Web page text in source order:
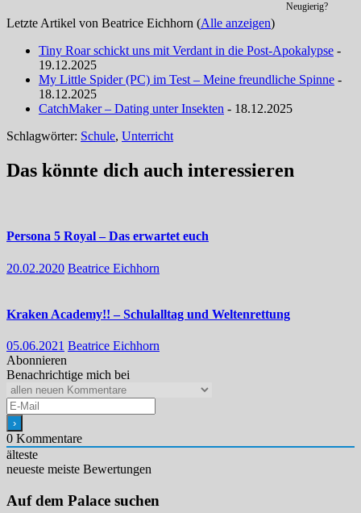
Neugierig?
Letzte Artikel von Beatrice Eichhorn (Alle anzeigen)
Tiny Roar schickt uns mit Verdant in die Post-Apokalypse -
19.12.2025
My Little Spider (PC) im Test – Meine freundliche Spinne -
18.12.2025
CatchMaker – Dating unter Insekten - 18.12.2025
Schlagwörter: Schule, Unterricht
Das könnte dich auch interessieren
Persona 5 Royal – Das erwartet euch
20.02.2020 Beatrice Eichhorn
Kraken Academy!! – Schulalltag und Weltenrettung
05.06.2021 Beatrice Eichhorn
Abonnieren
Benachrichtige mich bei
0 Kommentare
älteste
neueste meiste Bewertungen
Auf dem Palace suchen